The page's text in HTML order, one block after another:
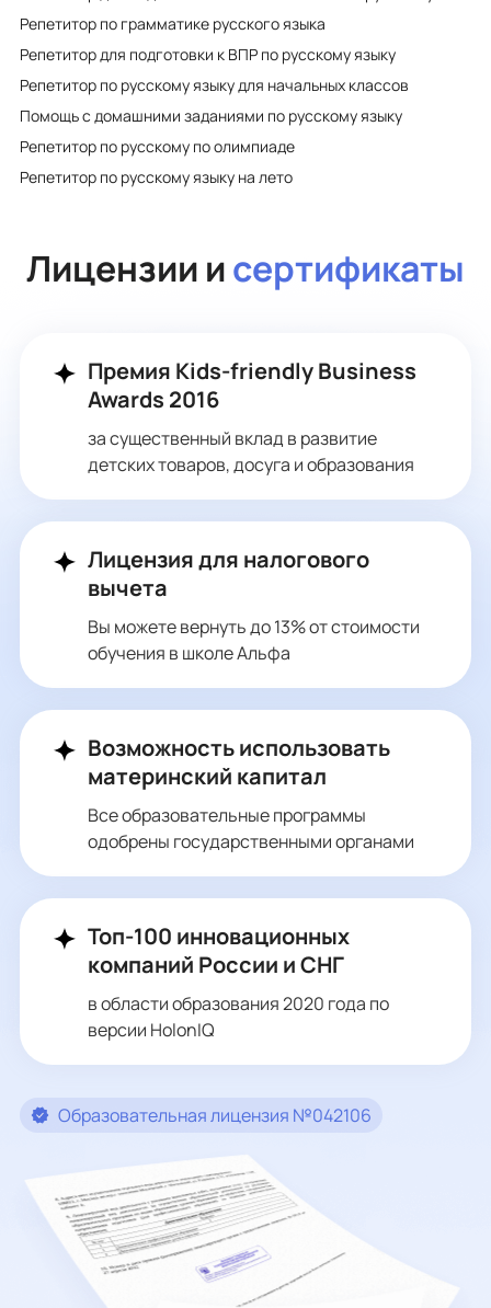
Репетитор по грамматике русского языка
Репетитор для подготовки к ВПР по русскому языку
Репетитор по русскому языку для начальных классов
Помощь с домашними заданиями по русскому языку
Репетитор по русскому по олимпиаде
Репетитор по русскому языку на лето
Лицензии исертификаты
Премия Kids-friendly Business
Awards 2016
за существенный вклад в развитие
детских товаров, досуга и образования
Лицензия для налогового
вычета
Вы можете вернуть до 13% от стоимости
обучения в школе Альфа
Возможность использовать
материнский капитал
Все образовательные программы
одобрены государственными органами
Топ-100 инновационных
компаний России и СНГ
в области образования 2020 года по
версии HolonIQ
Образовательная лицензия №042106